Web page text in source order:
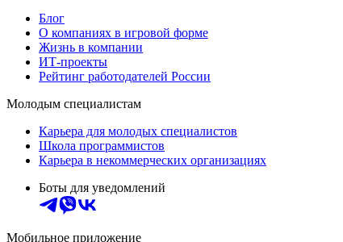
Блог
О компаниях в игровой форме
Жизнь в компании
ИТ-проекты
Рейтинг работодателей России
Молодым специалистам
Карьера для молодых специалистов
Школа программистов
Карьера в некоммерческих организациях
Боты для уведомлений
Мобильное приложение